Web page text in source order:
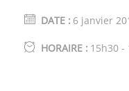
DATE : 6 janvier
HORAIRE : 15h30 -